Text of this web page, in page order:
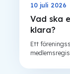
10 juli 2026
Vad ska
klara?
Ett